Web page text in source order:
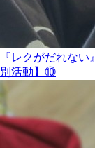
『レクがだれな
別活動】⑩